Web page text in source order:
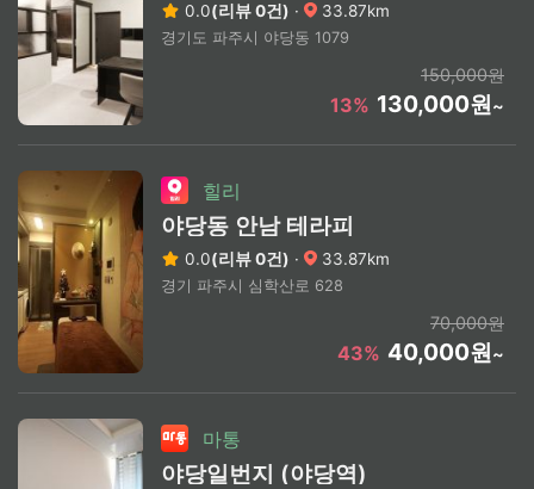
0.0(리뷰 0건) · 33.87km
경기도 파주시 야당동 1079
150,000원
13% 130,000원~
힐리
야당동 안남 테라피
0.0(리뷰 0건) · 33.87km
경기 파주시 심학산로 628
70,000원
43% 40,000원~
마통
야당일번지 (야당역)